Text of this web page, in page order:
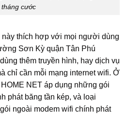
tháng cước
thích hợp với mọi người dùng
Sơn Kỳ quận Tân Phú
thêm truyền hình, hay dịch vụ
chỉ cần mỗi mạng internet wifi. Ở
NET áp dụng những gói
phát băng tần kép, và loại
ngoài modem wifi chính phát